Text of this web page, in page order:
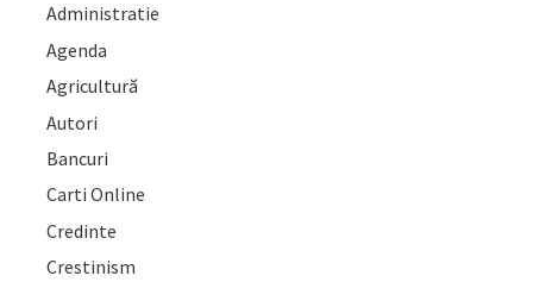
Administratie
Agenda
Agricultură
Autori
Bancuri
Carti Online
Credinte
Crestinism